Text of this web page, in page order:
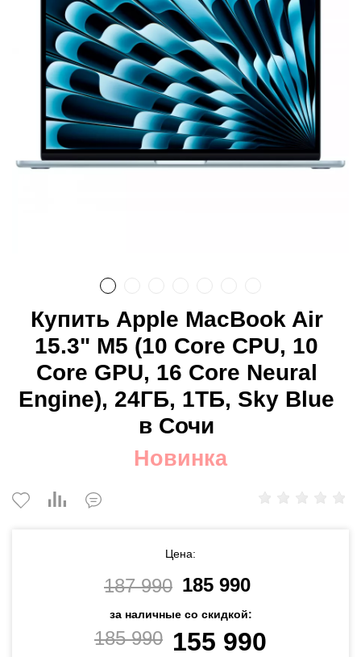
Купить Apple MacBook Air
15.3" M5 (10 Core CPU, 10
Core GPU, 16 Сore Neural
Engine), 24ГБ, 1TБ, Sky Blue
в Сочи
Новинка
Цена:
187 990 185 990
за наличные со скидкой:
185 990 155 990